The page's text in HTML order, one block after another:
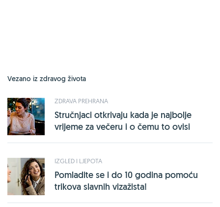
Vezano iz zdravog života
ZDRAVA PREHRANA
Stručnjaci otkrivaju kada je najbolje
vrijeme za večeru i o čemu to ovisi
IZGLED I LJEPOTA
Pomladite se i do 10 godina pomoću
trikova slavnih vizažista!